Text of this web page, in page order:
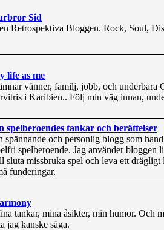
Sid
Retrospektiva Bloggen. Rock, Soul,
life as me
vänner, familj, jobb, och underbara
i Karibien.. Följ min väg innan,
spelberoendes tankar och berättelser
spännande och personlig blogg som
spelberoende. Jag använder bloggen
sluta missbruka spel och leva ett drägligt
funderingar.
tankar, mina åsikter, min humor. Och
jag kanske säga.